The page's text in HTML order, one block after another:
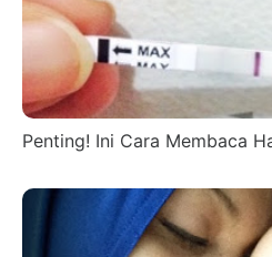
Penting! Ini Cara Membaca